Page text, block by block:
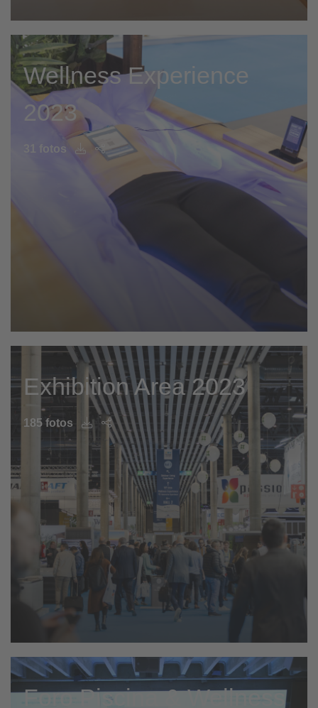
Wellness Experience
2023
31 fotos
Exhibition Area 2023
185 fotos
Foro Piscina & Wellness